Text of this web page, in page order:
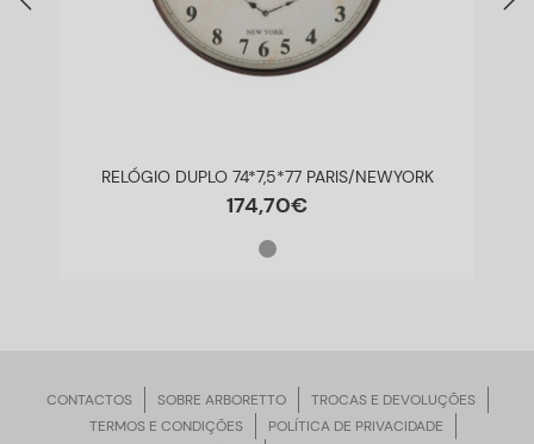
RELÓGIO DUPLO 74*7,5*77 PARIS/NEWYORK
174,70€
CONTACTOS SOBRE ARBORETTO
TROCAS E DEVOLUÇÕES
TERMOS E CONDIÇÕES
POLÍTICA DE PRIVACIDADE